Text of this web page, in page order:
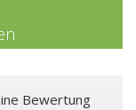
Bewertung